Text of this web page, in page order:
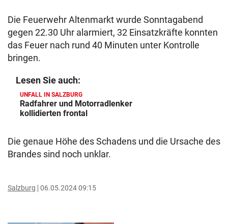
Die Feuerwehr Altenmarkt wurde Sonntagabend
gegen 22.30 Uhr alarmiert, 32 Einsatzkräfte konnten
das Feuer nach rund 40 Minuten unter Kontrolle
bringen.
Lesen Sie auch:
UNFALL IN SALZBURG
Radfahrer und Motorradlenker
kollidierten frontal
Die genaue Höhe des Schadens und die Ursache des
Brandes sind noch unklar.
Salzburg 06.05.2024 09:15